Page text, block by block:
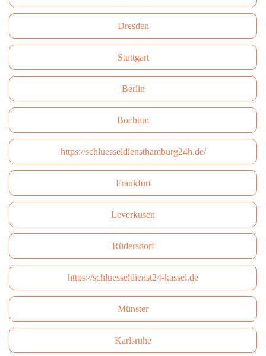
Dresden
Stuttgart
Berlin
Bochum
https://schluesseldiensthamburg24h.de/
Frankfurt
Leverkusen
Rüdersdorf
https://schluesseldienst24-kassel.de
Münster
Karlsruhe